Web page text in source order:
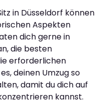
in Düsseldorf können
Aspekten
dich gerne in
die besten
erforderlichen
deinen Umzug so
damit du dich auf
kannst.